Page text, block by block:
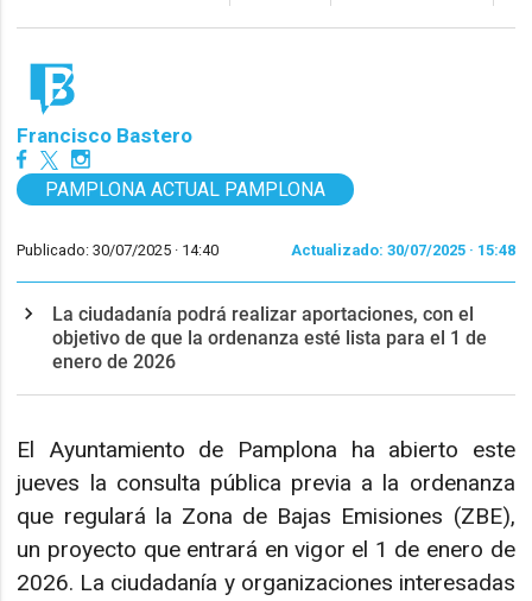
Francisco Bastero
PAMPLONA ACTUAL PAMPLONA
Publicado: 30/07/2025 · 14:40 Actualizado: 30/07/2025 · 15:48
La ciudadanía podrá realizar aportaciones, con el
objetivo de que la ordenanza esté lista para el 1 de
enero de 2026
El Ayuntamiento de Pamplona ha abierto este
jueves la consulta pública previa a la ordenanza
que regulará la Zona de Bajas Emisiones (ZBE),
un proyecto que entrará en vigor el 1 de enero de
2026. La ciudadanía y organizaciones interesadas